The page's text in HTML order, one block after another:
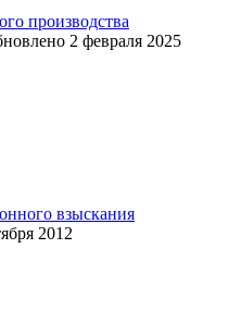
производства
2 февраля 2025
взыскания
2012